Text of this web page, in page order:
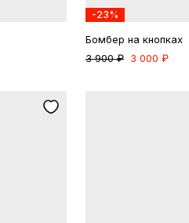
-23%
Бомбер на кнопках
3 900 ₽ 3 000 ₽